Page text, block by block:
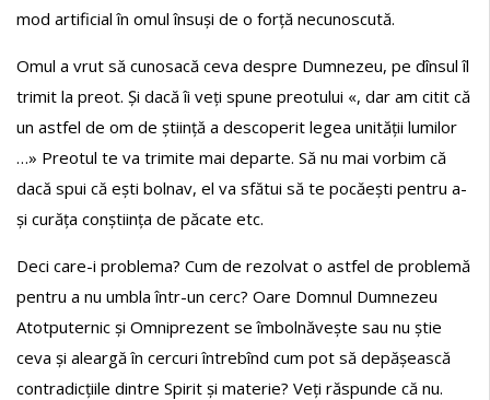
mod artificial în omul însuși de o forță necunoscută.
Omul a vrut să cunosacă ceva despre Dumnezeu, pe dînsul îl
trimit la preot. Și dacă îi veți spune preotului «, dar am citit că
un astfel de om de știință a descoperit legea unității lumilor
…» Preotul te va trimite mai departe. Să nu mai vorbim că
dacă spui că ești bolnav, el va sfătui să te pocăești pentru a-
și curăța conștiința de păcate etc.
Deci care-i problema? Cum de rezolvat o astfel de problemă
pentru a nu umbla într-un cerc? Oare Domnul Dumnezeu
Atotputernic și Omniprezent se îmbolnăvește sau nu știe
ceva și aleargă în cercuri întrebînd cum pot să depășească
contradicțiile dintre Spirit și materie? Veți răspunde că nu.